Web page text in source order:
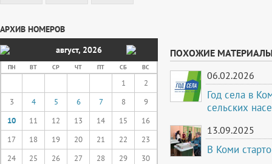
АРХИВ НОМЕРОВ
август, 2026
ПН ВТ СР ЧТ ПТ СБ ВС
1
2
3
4 5 6 7 8
9
10
11 12 13 14 15
16
17
18 19 20 21 22
23
24
25 26 27 28 29
30
ПОХОЖИЕ
06.02.2026
Год села в
сельских
13.09.2025
В Коми